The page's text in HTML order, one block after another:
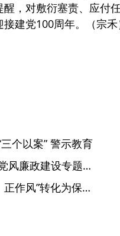
，对敷衍塞责、应付
建党100周年。（宗禾
个以案” 警示教育
省科技厅：召开全面从严治党暨党风廉政建设专题会议
滁州琅琊： 把“学党史、抓整改、正作风”转化为保障服务企业发展的实际行动